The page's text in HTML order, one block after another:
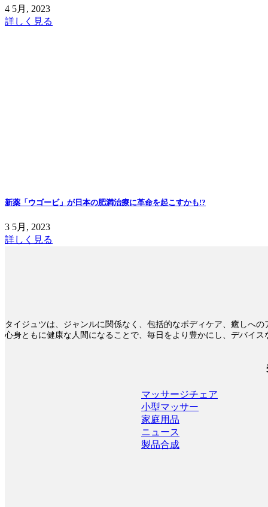
4 5月, 2023
詳しく見る
新薬「ウゴービ」が日本の肥満治療に革命を起こすかも!?
3 5月, 2023
詳しく見る
タイジュツは、ジャンルに関係なく、包括的なボディケア、癒しへ
心身ともに健康な人間になることで、毎日をより豊かにし、デバイ
マッサージチェア
小型マッサー
家庭用品
ニュース
製品合成